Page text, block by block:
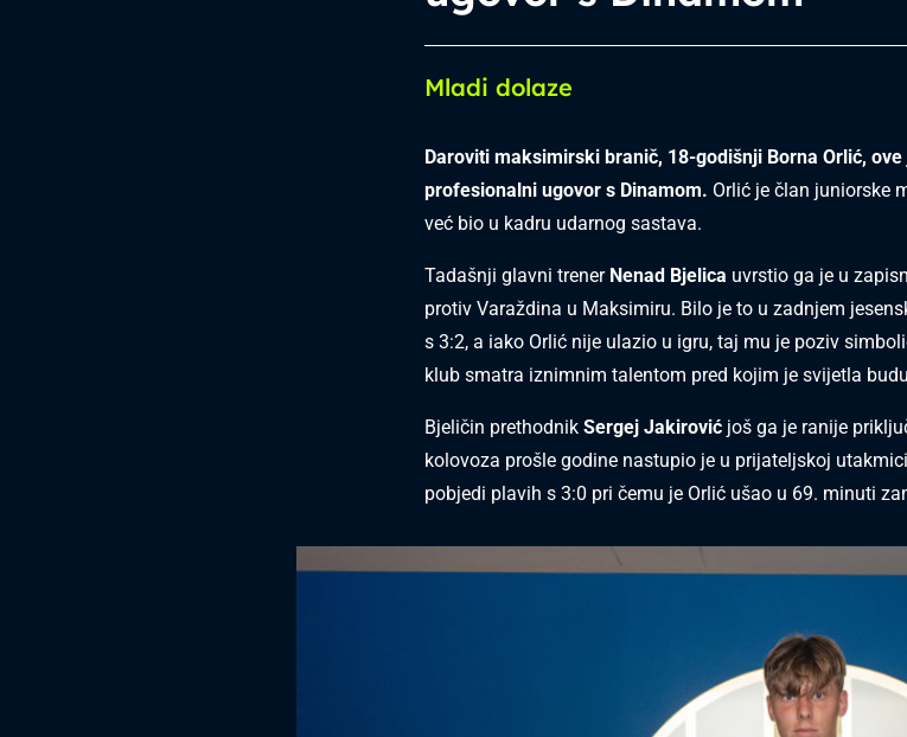
Mladi dolaze
Daroviti maksimirski branič, 18-godišnji Borna Orlić,
profesionalni ugovor s Dinamom. Orlić je član juniorske
već bio u kadru udarnog sastava.
Tadašnji glavni trener Nenad Bjelica uvrstio ga je u
protiv Varaždina u Maksimiru. Bilo je to u zadnjem
s 3:2, a iako Orlić nije ulazio u igru, taj mu je poziv
klub smatra iznimnim talentom pred kojim je svijetla
Bjeličin prethodnik Sergej Jakirović još ga je ranije
kolovoza prošle godine nastupio je u prijateljskoj
pobjedi plavih s 3:0 pri čemu je Orlić ušao u 69. minuti